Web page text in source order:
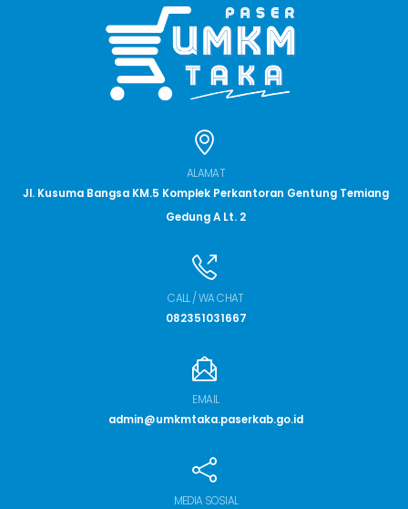
ALAMAT
Jl. Kusuma Bangsa KM.5 Komplek Perkantoran Gentung Temiang
Gedung A Lt. 2
CALL / WA CHAT
082351031667
EMAIL
admin@umkmtaka.paserkab.go.id
MEDIA SOSIAL